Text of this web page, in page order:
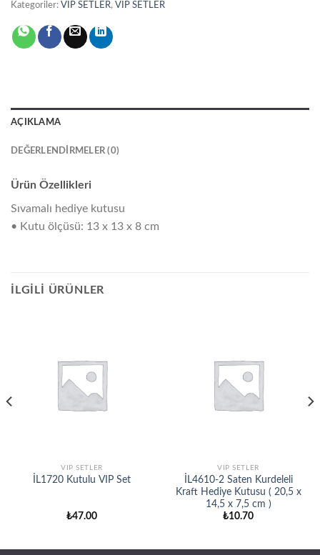
Kategoriler: VIP SETLER, VIP SETLER
AÇIKLAMA
DEĞERLENDIRMELER (0)
Ürün Özellikleri
Sıvamalı hediye kutusu
• Kutu ölçüsü: 13 x 13 x 8 cm
İLGILI ÜRÜNLER
VIP SETLER
İL1720 Kutulu VIP Set
₺47.00
VIP SETLER
İL4610-2 Saten Kurdeleli
Kraft Hediye Kutusu ( 20,5 x
14,5 x 7,5 cm )
₺10.70